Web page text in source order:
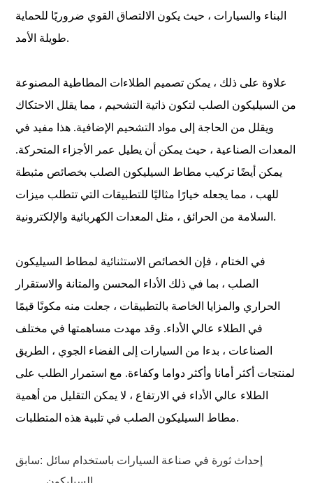
البناء والسيارات ، حيث يكون الالتصاق القوي ضروريًا للحماية
طويلة الأمد.
علاوة على ذلك ، يمكن تصميم الطلاءات المطاطية المصنوعة
من السيليكون الصلب لتكون ذاتية التشحيم ، مما يقلل الاحتكاك
ويقلل من الحاجة إلى مواد التشحيم الإضافية. هذا مفيد في
المعدات الصناعية ، حيث يمكن أن يطيل عمر الأجزاء المتحركة.
يمكن أيضًا تركيب مطاط السيليكون الصلب بخصائص مثبطة
للهب ، مما يجعله خيارًا مثاليًا للتطبيقات التي تتطلب ميزات
السلامة من الحرائق ، مثل المعدات الكهربائية والإلكترونية.
في الختام ، فإن الخصائص الاستثنائية لمطاط السيليكون
الصلب ، بما في ذلك الأداء المحسن والمتانة والاستقرار
الحراري والمزايا الخاصة بالتطبيقات ، جعلت منه مكونًا قيمًا
في الطلاء عالي الأداء. وقد مهدت مساهمتها في مختلف
الصناعات ، بدءا من السيارات إلى الفضاء الجوي ، الطريق
لمنتجات أكثر أمانا وأكثر دواما وكفاءة. مع استمرار الطلب على
الطلاء عالي الأداء في الارتفاع ، لا يمكن التقليل من أهمية
مطاط السيليكون الصلب في تلبية هذه المتطلبات.
سابق: إحداث ثورة في صناعة السيارات باستخدام سائل